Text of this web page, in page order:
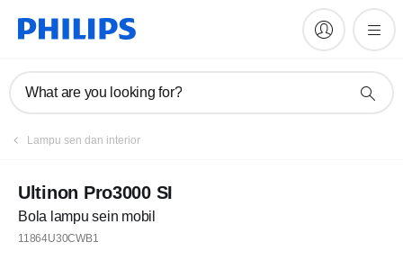
What are you looking for?
Lampu sen dan interior
Ultinon Pro3000 SI
Bola lampu sein mobil
11864U30CWB1